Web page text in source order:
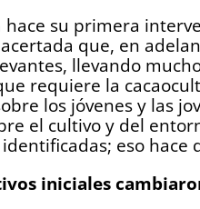
hace su primera
que, en
llevando
requiere la
los jóvenes y las
el cultivo y del
eso hace
iniciales